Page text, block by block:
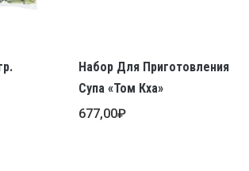
Набор Для Приготовления
Супа «Том Кха»
677,00₽